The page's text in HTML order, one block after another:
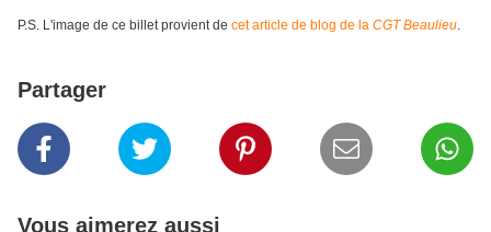
P.S. L'image de ce billet provient de cet article de blog de la CGT Beaulieu.
Partager
Vous aimerez aussi